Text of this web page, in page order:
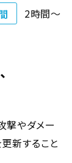
2時間～
撃やダメー
新すること